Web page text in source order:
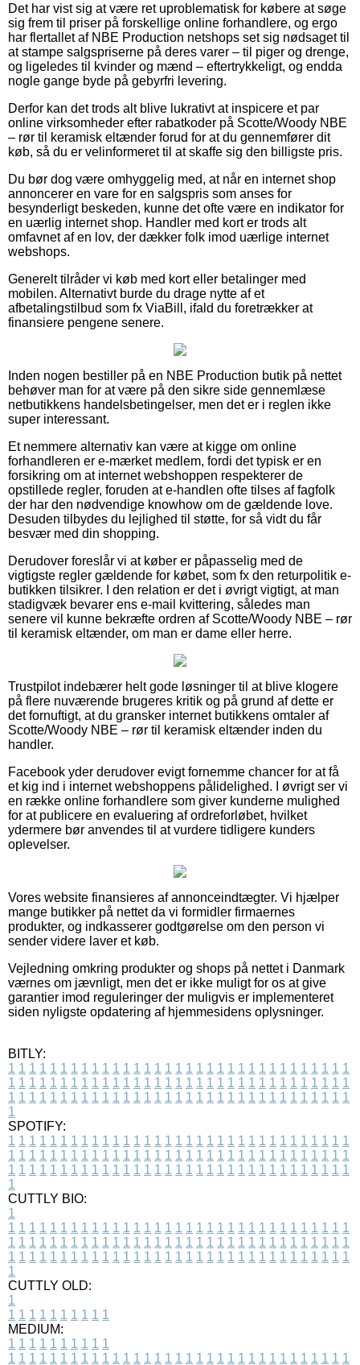
Det har vist sig at være ret uproblematisk for købere at søge
sig frem til priser på forskellige online forhandlere, og ergo
har flertallet af NBE Production netshops set sig nødsaget til
at stampe salgspriserne på deres varer – til piger og drenge,
og ligeledes til kvinder og mænd – eftertrykkeligt, og endda
nogle gange byde på gebyrfri levering.
Derfor kan det trods alt blive lukrativt at inspicere et par
online virksomheder efter rabatkoder på Scotte/Woody NBE
– rør til keramisk eltænder forud for at du gennemfører dit
køb, så du er velinformeret til at skaffe sig den billigste pris.
Du bør dog være omhyggelig med, at når en internet shop
annoncerer en vare for en salgspris som anses for
besynderligt beskeden, kunne det ofte være en indikator for
en uærlig internet shop. Handler med kort er trods alt
omfavnet af en lov, der dækker folk imod uærlige internet
webshops.
Generelt tilråder vi køb med kort eller betalinger med
mobilen. Alternativt burde du drage nytte af et
afbetalingstilbud som fx ViaBill, ifald du foretrækker at
finansiere pengene senere.
Inden nogen bestiller på en NBE Production butik på nettet
behøver man for at være på den sikre side gennemlæse
netbutikkens handelsbetingelser, men det er i reglen ikke
super interessant.
Et nemmere alternativ kan være at kigge om online
forhandleren er e-mærket medlem, fordi det typisk er en
forsikring om at internet webshoppen respekterer de
opstillede regler, foruden at e-handlen ofte tilses af fagfolk
der har den nødvendige knowhow om de gældende love.
Desuden tilbydes du lejlighed til støtte, for så vidt du får
besvær med din shopping.
Derudover foreslår vi at køber er påpasselig med de
vigtigste regler gældende for købet, som fx den returpolitik e-
butikken tilsikrer. I den relation er det i øvrigt vigtigt, at man
stadigvæk bevarer ens e-mail kvittering, således man
senere vil kunne bekræfte ordren af Scotte/Woody NBE – rør
til keramisk eltænder, om man er dame eller herre.
Trustpilot indebærer helt gode løsninger til at blive klogere
på flere nuværende brugeres kritik og på grund af dette er
det fornuftigt, at du gransker internet butikkens omtaler af
Scotte/Woody NBE – rør til keramisk eltænder inden du
handler.
Facebook yder derudover evigt fornemme chancer for at få
et kig ind i internet webshoppens pålidelighed. I øvrigt ser vi
en række online forhandlere som giver kunderne mulighed
for at publicere en evaluering af ordreforløbet, hvilket
ydermere bør anvendes til at vurdere tidligere kunders
oplevelser.
Vores website finansieres af annonceindtægter. Vi hjælper
mange butikker på nettet da vi formidler firmaernes
produkter, og indkasserer godtgørelse om den person vi
sender videre laver et køb.
Vejledning omkring produkter og shops på nettet i Danmark
værnes om jævnligt, men det er ikke muligt for os at give
garantier imod reguleringer der muligvis er implementeret
siden nyligste opdatering af hjemmesidens oplysninger.
BITLY:
1 1 1 1 1 1 1 1 1 1 1 1 1 1 1 1 1 1 1 1 1 1 1 1 1 1 1 1 1 1 1 1 1
1 1 1 1 1 1 1 1 1 1 1 1 1 1 1 1 1 1 1 1 1 1 1 1 1 1 1 1 1 1 1 1 1
1 1 1 1 1 1 1 1 1 1 1 1 1 1 1 1 1 1 1 1 1 1 1 1 1 1 1 1 1 1 1 1 1
1
SPOTIFY:
1 1 1 1 1 1 1 1 1 1 1 1 1 1 1 1 1 1 1 1 1 1 1 1 1 1 1 1 1 1 1 1 1
1 1 1 1 1 1 1 1 1 1 1 1 1 1 1 1 1 1 1 1 1 1 1 1 1 1 1 1 1 1 1 1 1
1 1 1 1 1 1 1 1 1 1 1 1 1 1 1 1 1 1 1 1 1 1 1 1 1 1 1 1 1 1 1 1 1
1
CUTTLY BIO:
1
1 1 1 1 1 1 1 1 1 1 1 1 1 1 1 1 1 1 1 1 1 1 1 1 1 1 1 1 1 1 1 1 1
1 1 1 1 1 1 1 1 1 1 1 1 1 1 1 1 1 1 1 1 1 1 1 1 1 1 1 1 1 1 1 1 1
1 1 1 1 1 1 1 1 1 1 1 1 1 1 1 1 1 1 1 1 1 1 1 1 1 1 1 1 1 1 1 1 1
1
CUTTLY OLD:
1
1 1 1 1 1 1 1 1 1 1
MEDIUM:
1 1 1 1 1 1 1 1 1 1
1 1 1 1 1 1 1 1 1 1 1 1 1 1 1 1 1 1 1 1 1 1 1 1 1 1 1 1 1 1 1 1 1